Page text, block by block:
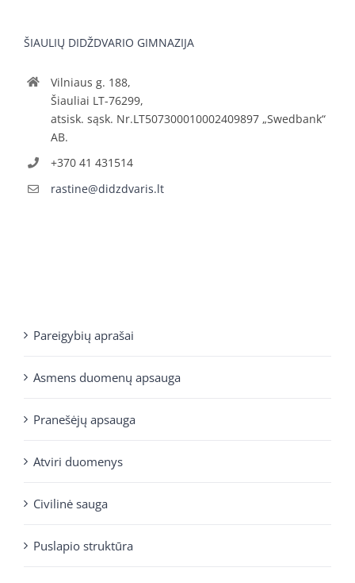
ŠIAULIŲ DIDŽDVARIO GIMNAZIJA
Vilniaus g. 188,
Šiauliai LT-76299,
atsisk. sąsk. Nr.LT507300010002409897 „Swedbank“
AB.
+370 41 431514
rastine@didzdvaris.lt
Pareigybių aprašai
Asmens duomenų apsauga
Pranešėjų apsauga
Atviri duomenys
Civilinė sauga
Puslapio struktūra